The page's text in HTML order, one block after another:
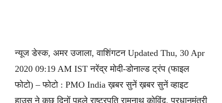
न्यूज डेस्क, अमर उजाला, वाशिंगटन Updated Thu, 30 Apr
2020 09:19 AM IST नरेंद्र मोदी-डोनाल्ड ट्रंप (फाइल
फोटो) – फोटो : PMO India ख़बर सुनें ख़बर सुनें व्हाइट
हाउस ने कुछ दिनों पहले राष्ट्रपति रामनाथ कोविंद, प्रधानमंत्री